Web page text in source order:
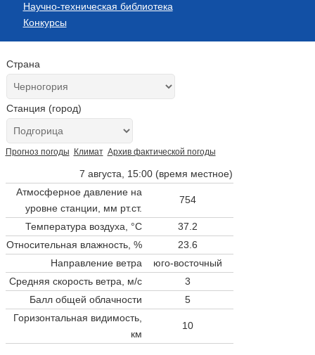
Научно-техническая библиотека
Конкурсы
Страна
Станция (город)
Прогноз погоды Климат Архив фактической погоды
7 августа, 15:00 (время местное)
Атмосферное давление на
уровне станции, мм рт.ст.
754
Температура воздуха, °C
37.2
Относительная влажность, %
23.6
Направление ветра
юго-восточный
Средняя скорость ветра, м/с
3
Балл общей облачности
5
Горизонтальная видимость,
км
10